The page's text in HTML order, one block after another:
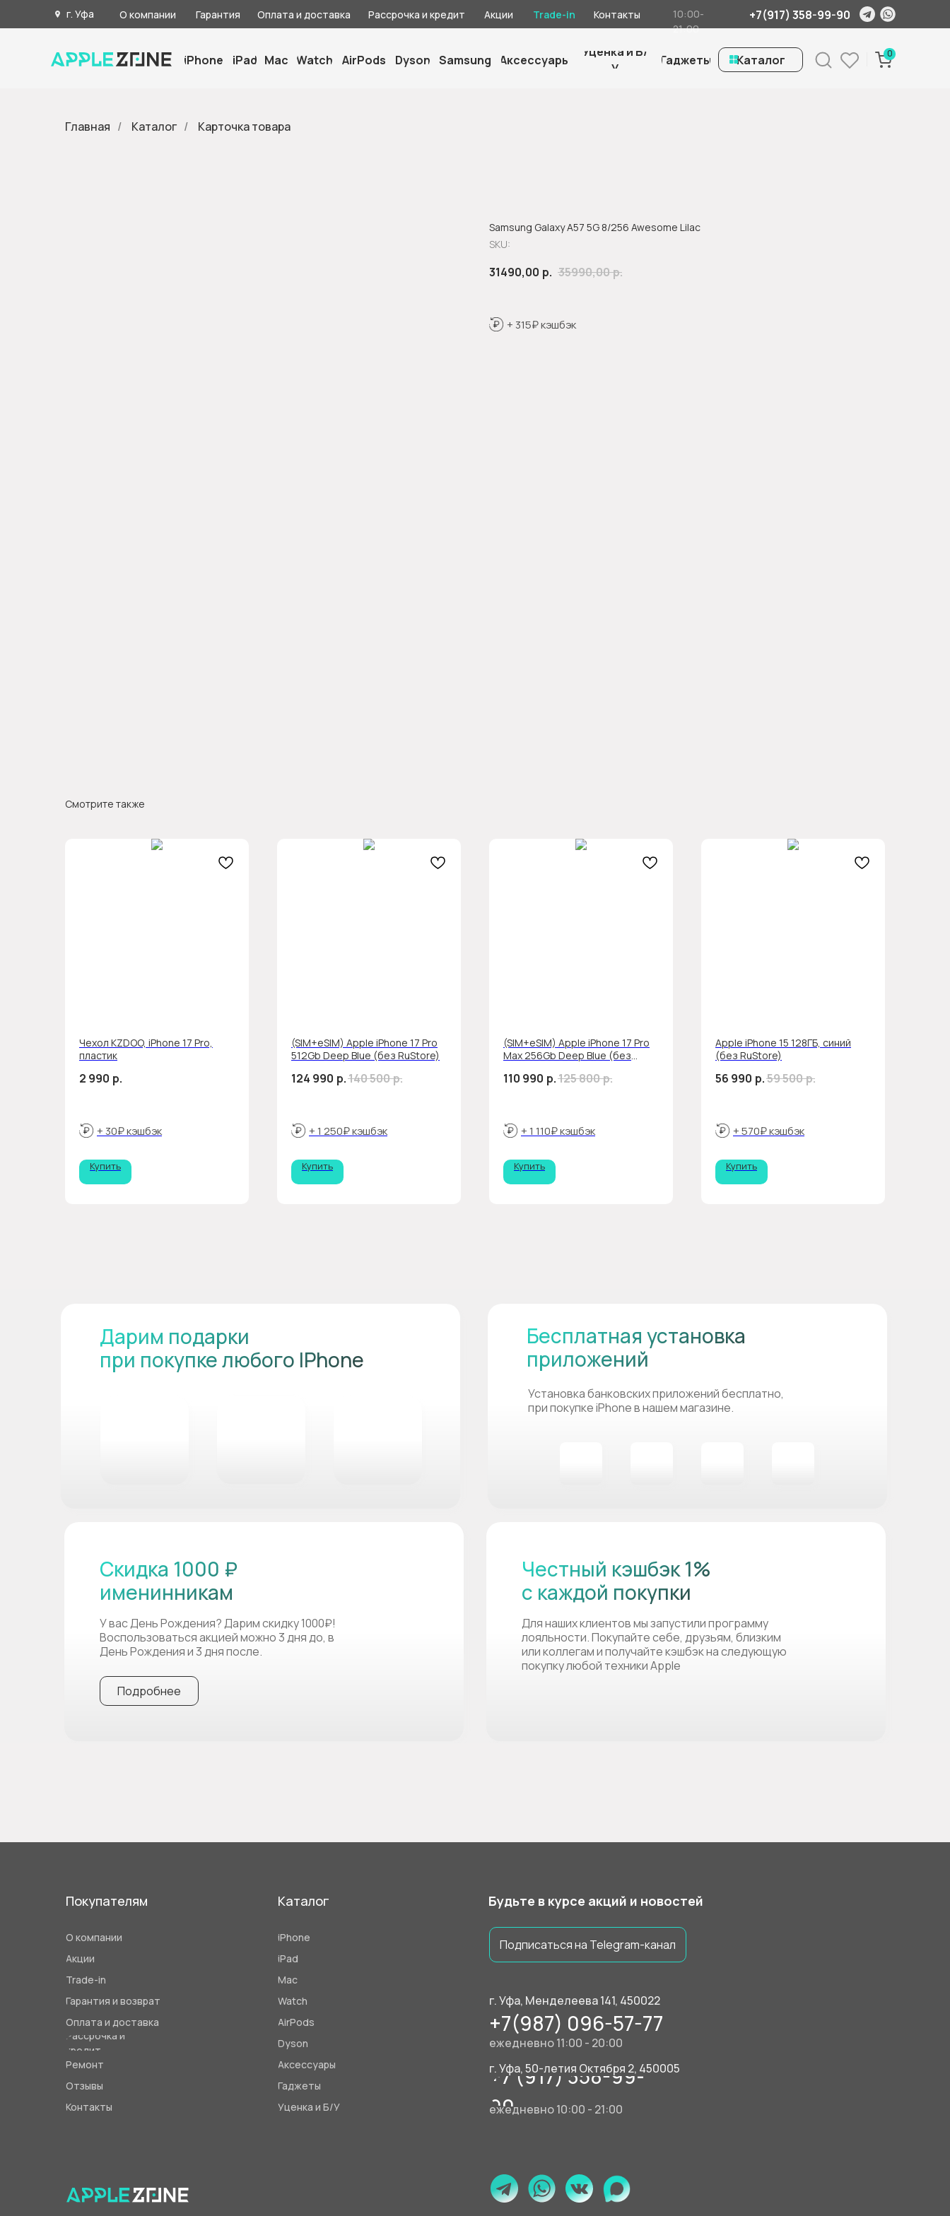
О компании Trade-in
Гарантия Контакты
Оплата и доставка Рассрочка и кредит +7(917) 358-99-90
10:00-
21:00
iPhone iPad Mac Watch AirPods Samsung Аксессуары
Уценка и Б/
У
Гаджеты
г. Уфа
0
Акции
Dyson ㅤКаталог
Главная / Каталог / Карточка товара
Samsung Galaxy A57 5G 8/256 Awesome Lilac
SKU:
31490,00 р. 35990,00р.
+ 315₽ кэшбэк
Смотрите также
Чехол KZDOO, iPhone 17 Pro,
пластик
2 990 р.
+ 30₽ кэшбэк
Купить
(SIM+eSIM) Apple iPhone 17 Pro
512Gb Deep Blue (без RuStore)
124 990 р.140 500р.
+ 1 250₽ кэшбэк
Купить
(SIM+eSIM) Apple iPhone 17 Pro
Max 256Gb Deep Blue (без
110 990 р.125 800р.
+ 1 110₽ кэшбэк
Купить
Apple iPhone 15 128ГБ, синий
(без RuStore)
56 990 р.59 500р.
+ 570₽ кэшбэк
Купить
Дарим подарки
при покупке любого IPhone
Установка банковских приложений бесплатно,
при покупке iPhone в нашем магазине.
Бесплатная установка
приложений
Подробнее
Скидка 1000 ₽
именинникам
Для наших клиентов мы запустили программу
лояльности. Покупайте себе, друзьям, близким
или коллегам и получайте кэшбэк на следующую
покупку любой техники Apple
Честный кэшбэк 1%
с каждой покупки
У вас День Рождения? Дарим скидку 1000₽!
Воспользоваться акцией можно 3 дня до, в
День Рождения и 3 дня после.
О компании
Будьте в курсе акций и новостей
Акции
Trade-in
Гарантия и возврат
Оплата и доставка
г. Уфа, Менделеева 141, 450022
Рассрочка и
кредит
+7(987) 096-57-77
Ремонт г. Уфа, 50-летия Октября 2, 450005
Отзывы
+7 (917) 358-99-
90
Контакты ежедневно 10:00 - 21:00
Покупателям
iPhone
iPad
Mac
Watch
AirPods
Каталог
Подписаться на Telegram-канал
Аксессуары
Гаджеты
Уценка и Б/У
Dyson ежедневно 11:00 - 20:00